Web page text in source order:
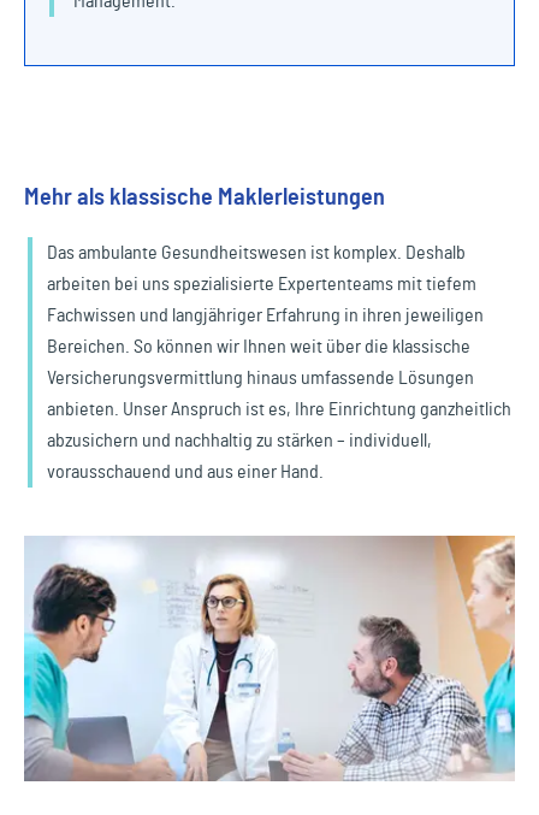
Mehr als klassische Maklerleistungen
Das ambulante Gesundheitswesen ist komplex. Deshalb
arbeiten bei uns spezialisierte Expertenteams mit tiefem
Fachwissen und langjähriger Erfahrung in ihren jeweiligen
Bereichen. So können wir Ihnen weit über die klassische
Versicherungsvermittlung hinaus umfassende Lösungen
anbieten. Unser Anspruch ist es, Ihre Einrichtung ganzheitlich
abzusichern und nachhaltig zu stärken – individuell,
vorausschauend und aus einer Hand.